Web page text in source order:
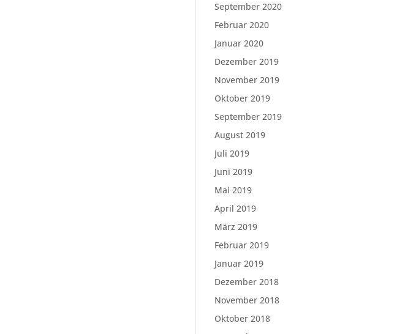
September 2020
Februar 2020
Januar 2020
Dezember 2019
November 2019
Oktober 2019
September 2019
August 2019
Juli 2019
Juni 2019
Mai 2019
April 2019
März 2019
Februar 2019
Januar 2019
Dezember 2018
November 2018
Oktober 2018